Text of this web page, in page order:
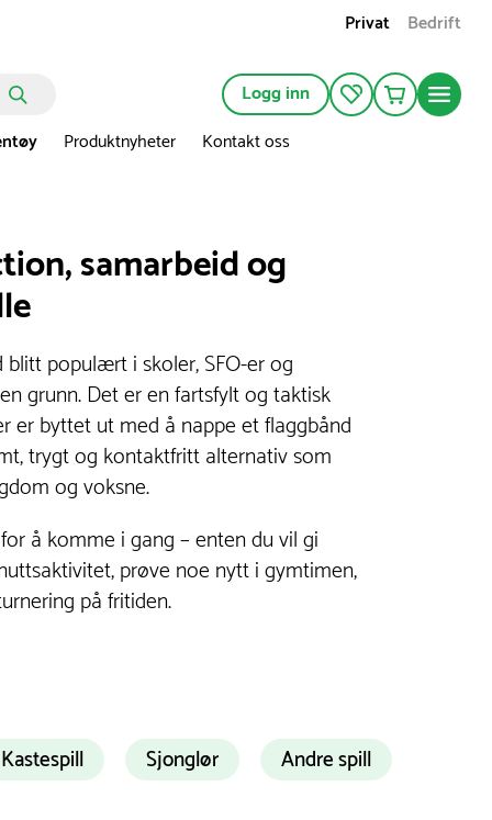
Privat Bedrift
Logg inn
Produktnyheter Kontakt oss
samarbeid og
populært i skoler, SFO-er og
grunn. Det er en fartsfylt og taktisk
er byttet ut med å nappe et flaggbånd
trygt og kontaktfritt alternativ som
og voksne.
å komme i gang – enten du vil gi
prøve noe nytt i gymtimen,
på fritiden.
Kastespill Sjonglør
Andre spill